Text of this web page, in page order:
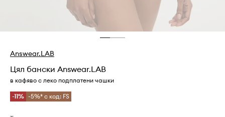
Answear.LAB
Цял бански Answear.LAB
в кафяво с леко подплатени чашки
-11% -5%* с код: FS